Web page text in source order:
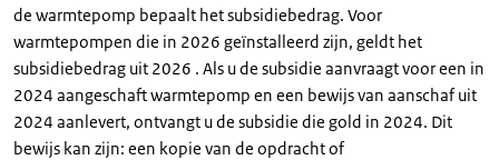
de warmtepomp bepaalt het subsidiebedrag. Voor
warmtepompen die in 2026 geïnstalleerd zijn, geldt het
subsidiebedrag uit 2026 . Als u de subsidie aanvraagt voor een in
2024 aangeschaft warmtepomp en een bewijs van aanschaf uit
2024 aanlevert, ontvangt u de subsidie die gold in 2024. Dit
bewijs kan zijn: een kopie van de opdracht of